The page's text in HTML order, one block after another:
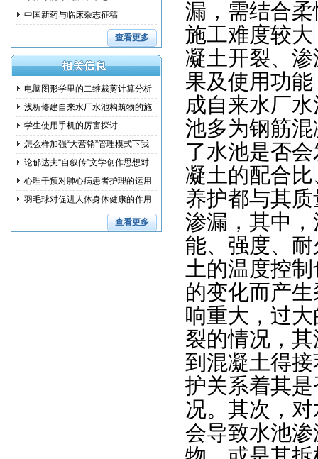
漏，需结合
施工难度较
凝土开裂、
果及使用功
成自来水厂
池多为钢筋
了水池是否
凝土的配合
养护都与其
渗漏，其中
能、强度、
土的温度控
的变化而产
响重大，过
裂的情况，
到混凝土得
护关系着其
况。其次，
会导致水池
中国新药与临床杂志征稿
查看更多
电脑图形学里的二维裁剪计算分析
浅析修建自来水厂水池构筑物的施
工措学生使用手机的厉害探讨
怎么样加强“大营销”管理模式下我
国 论郁达夫“自叙传”文学创作思想对
其 心理干预对肺心病患者护理的运用
研究羽毛球对促进人体身体健康的作用
查看更多